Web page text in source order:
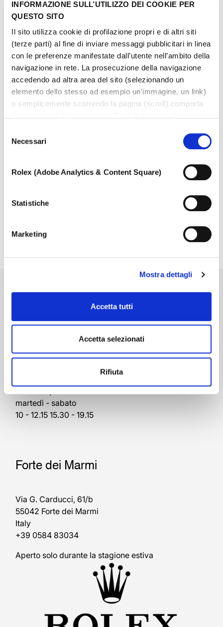
INFORMAZIONE SULL’UTILIZZO DEI COOKIE PER
QUESTO SITO
Il sito utilizza cookie di profilazione propri e di altri siti
(terze parti) al fine di inviare messaggi pubblicitari in linea
con le preferenze manifestate dall’utente nell’ambito della
navigazione in rete. La prosecuzione della navigazione
accedendo ad altra area del sito (selezionando un
elemento dello stesso ad esempio un'immagine, un link)
o semplicemente scorrendo la pagina (scroll) comporta
impostazioni relative ai cookie scegliendo quali tipologie
di cookie autorizzare (di profilazione, tecnici o analitici).
Nell’ipotesi in cui le impostazioni venissero modificate,
non è possibile garantire il corretto funzionamento del
Per saperne di più, o negare il consenso all’utilizzo a tutti
delNecessari
Rolex (Adobe Analytics & Content Square)
Statistiche
Marketing
Mostra dettagli
Accetta tutti
Accetta selezionati
Rifiuta
GIOVE
Brescia
Rivenditore Autorizzato Rolex
Corso Palestro, 10/a
+39 030 42109
martedì - sabato
10 - 12.15 15.30 - 19.15
Forte dei Marmi
Via G. Carducci, 61/b
55042 Forte dei Marmi
Italy
+39 0584 83034
Aperto solo durante la stagione estiva